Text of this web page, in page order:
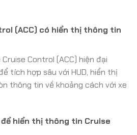
(ACC) có hiển thị thông tin
Control (ACC) hiện đại
tích hợp sâu với HUD, hiển thị
thông tin về khoảng cách với xe
để hiển thị thông tin Cruise